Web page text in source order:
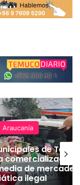
Araucanía
de
comercialización
de
ilegal